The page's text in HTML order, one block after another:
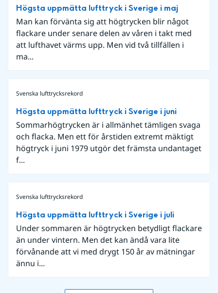
Högsta uppmätta lufttryck i Sverige i maj
Man kan förvänta sig att högtrycken blir något
flackare under senare delen av våren i takt med
att lufthavet värms upp. Men vid två tillfällen i
ma...
Svenska lufttrycksrekord
Högsta uppmätta lufttryck i Sverige i juni
Sommarhögtrycken är i allmänhet tämligen svaga
och flacka. Men ett för årstiden extremt mäktigt
högtryck i juni 1979 utgör det främsta undantaget
f...
Svenska lufttrycksrekord
Högsta uppmätta lufttryck i Sverige i juli
Under sommaren är högtrycken betydligt flackare
än under vintern. Men det kan ändå vara lite
förvånande att vi med drygt 150 år av mätningar
ännu i...